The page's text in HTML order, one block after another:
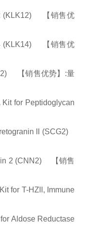
(KLK12) 【销售优
(KLK14) 【销售优
【销售优势】:量
for Peptidoglycan
II (SCG2)
2 (CNN2) 【销售
for T-HZll, Immune
Aldose Reductase